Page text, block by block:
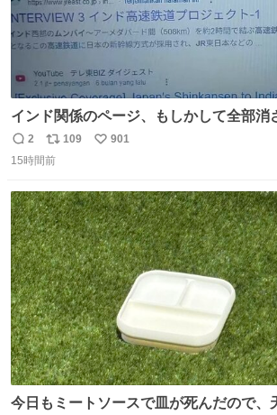
インド関係のページ、もしかして全部消
返
信
2
リ
ポ
ト
数
109
い
数
901
15時間前
今日もミートソースで皿が死んだので、